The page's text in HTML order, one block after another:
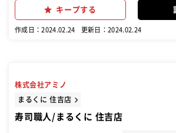
キープする
作成日：2024.02.24 更新日：2024.02.24
株式会社アミノ
まるくに 住吉店
寿司職人/まるくに 住吉店